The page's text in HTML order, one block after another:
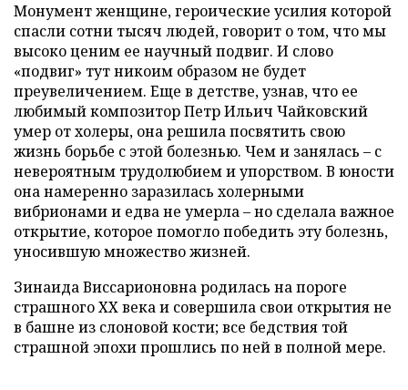
Монумент женщине, героические усилия которой
спасли сотни тысяч людей, говорит о том, что мы
высоко ценим ее научный подвиг. И слово
«подвиг» тут никоим образом не будет
преувеличением. Еще в детстве, узнав, что ее
любимый композитор Петр Ильич Чайковский
умер от холеры, она решила посвятить свою
жизнь борьбе с этой болезнью. Чем и занялась – с
невероятным трудолюбием и упорством. В юности
она намеренно заразилась холерными
вибрионами и едва не умерла – но сделала важное
открытие, которое помогло победить эту болезнь,
уносившую множество жизней.
Зинаида Виссарионовна родилась на пороге
страшного ХХ века и совершила свои открытия не
в башне из слоновой кости; все бедствия той
страшной эпохи прошлись по ней в полной мере.